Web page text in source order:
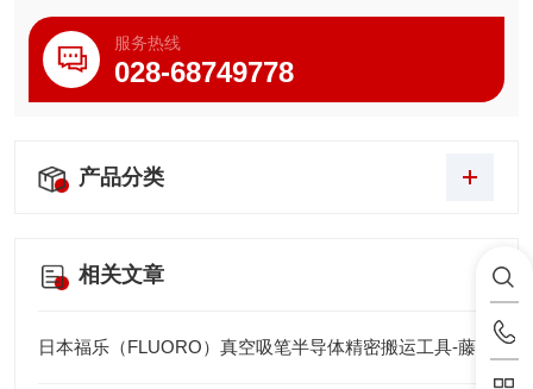
服务热线
028-68749778
产品分类
相关文章